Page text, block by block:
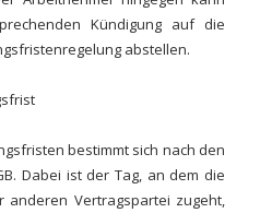
Kündigung auf die
abstellen.
bestimmt sich nach den
Dabei ist der Tag, an dem die
anderen Vertragspartei zugeht,